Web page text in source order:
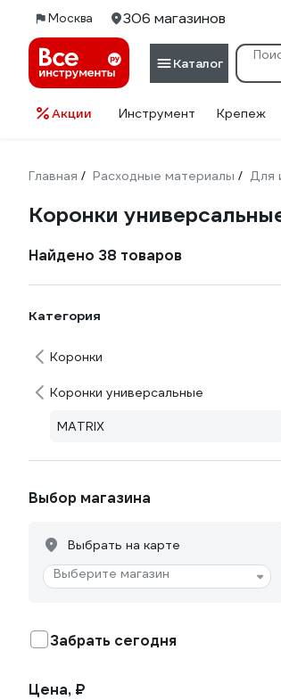
Москва 306 магазинов
Каталог
Акции Инструмент Крепеж
Главная / Расходные материалы / Для
Коронки
Найдено 38 товаров
Категория
Коронки
Коронки универсальные
MATRIX
Выбор магазина
Выбрать на карте
Выберите магазин
Забрать сегодня
Цена, ₽